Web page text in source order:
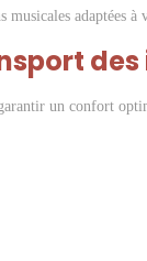
musicales adaptées à
un confort